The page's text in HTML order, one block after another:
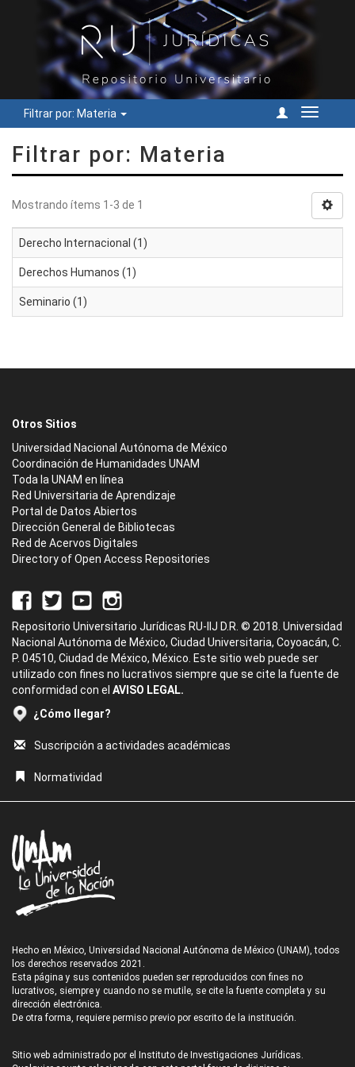
Filtrar por: Materia
Cambiar
Filtrar por: Materia
Mostrando ítems 1-3 de 1
Derecho Internacional (1)
Derechos Humanos (1)
Seminario (1)
Otros Sitios
Universidad Nacional Autónoma de México
Coordinación de Humanidades UNAM
Toda la UNAM en línea
Red Universitaria de Aprendizaje
Portal de Datos Abiertos
Dirección General de Bibliotecas
Red de Acervos Digitales
Directory of Open Access Repositories
Repositorio Universitario Jurídicas RU-IIJ D.R. © 2018. Universidad
Nacional Autónoma de México, Ciudad Universitaria, Coyoacán, C.
P. 04510, Ciudad de México, México. Este sitio web puede ser
utilizado con fines no lucrativos siempre que se cite la fuente de
conformidad con el AVISO LEGAL.
¿Cómo llegar?
Suscripción a actividades académicas
Normatividad
Hecho en México, Universidad Nacional Autónoma de México (UNAM), todos
los derechos reservados 2021.
Esta página y sus contenidos pueden ser reproducidos con fines no
lucrativos, siempre y cuando no se mutile, se cite la fuente completa y su
dirección electrónica.
De otra forma, requiere permiso previo por escrito de la institución.
Sitio web administrado por el Instituto de Investigaciones Jurídicas.